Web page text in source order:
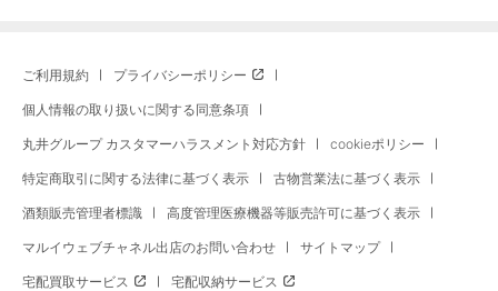
ご利用規約 プライバシーポリシー
個人情報の取り扱いに関する同意条項
丸井グループ カスタマーハラスメント対応方針 cookieポリシー
特定商取引に関する法律に基づく表示 古物営業法に基づく表示
酒類販売管理者標識 高度管理医療機器等販売許可に基づく表示
マルイウェブチャネル出店のお問い合わせ サイトマップ
宅配買取サービス 宅配収納サービス